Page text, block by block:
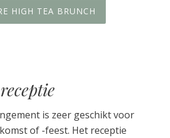
HIGH TEA BRUNCH
is zeer geschikt voor
of -feest. Het receptie